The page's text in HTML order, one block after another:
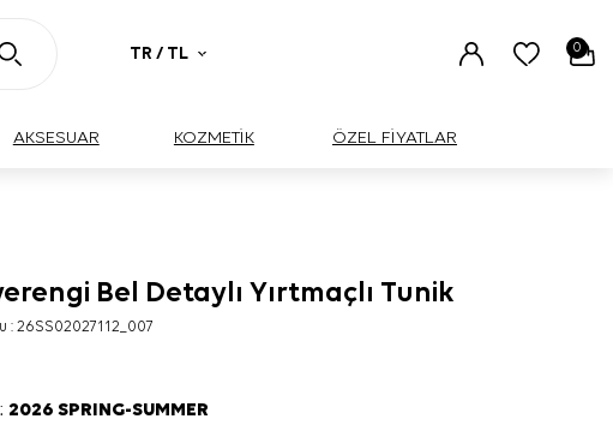
TR / TL 0
AKSESUAR KOZMETİK ÖZEL FİYATLAR
BEDEN Bel Detaylı Yırtmaçlı Tunik
:26SS02027112_007
:2026 SPRING-SUMMER